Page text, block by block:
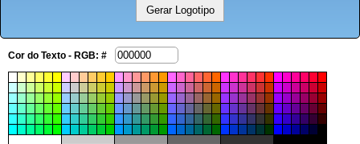
Cor do Texto - RGB: #